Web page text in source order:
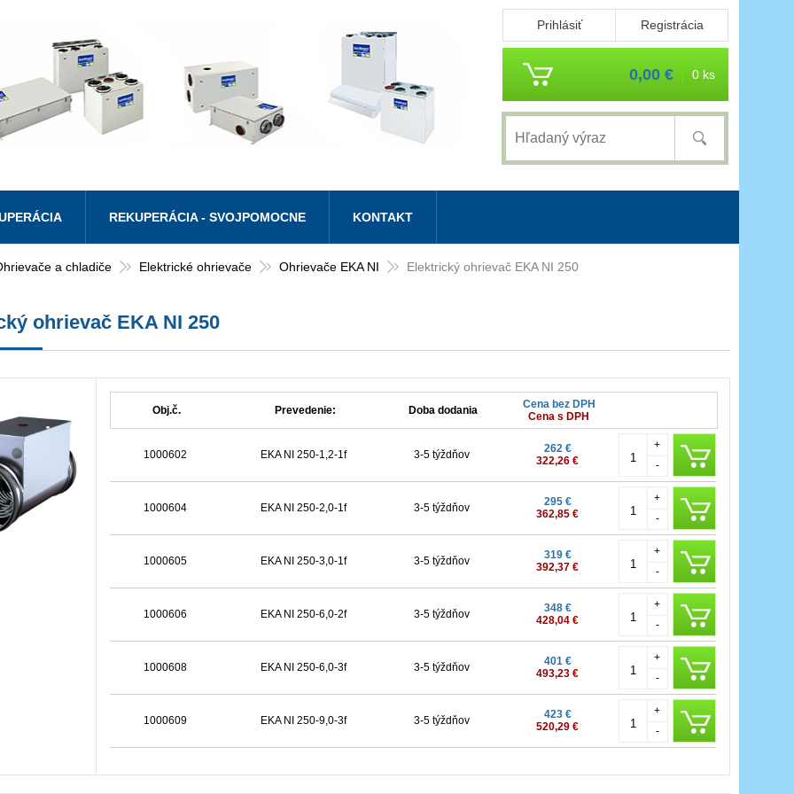
Prihlásiť Registrácia
0,00 € 0 ks
a chladiče Elektrické ohrievače Ohrievače EKA NI Elektrický ohrievač EKA NI 250
ohrievač EKA NI 250
Obj.č. Prevedenie: Doba dodania
Cena bez DPH
Cena s DPH
1000602 EKA NI 250-1,2-1f 3-5 týždňov
262 €
322,26 €
-
+
1000604 EKA NI 250-2,0-1f 3-5 týždňov
295 €
362,85 €
-
+
1000605 EKA NI 250-3,0-1f 3-5 týždňov
319 €
392,37 €
-
+
1000606 EKA NI 250-6,0-2f 3-5 týždňov
348 €
428,04 €
-
+
1000608 EKA NI 250-6,0-3f 3-5 týždňov
401 €
493,23 €
-
+
1000609 EKA NI 250-9,0-3f 3-5 týždňov
423 €
520,29 €
-
+
REKUPERÁCIA - SVOJPOMOCNE KONTAKT